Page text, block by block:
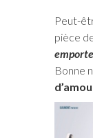
Peut-
pièce
Bonne